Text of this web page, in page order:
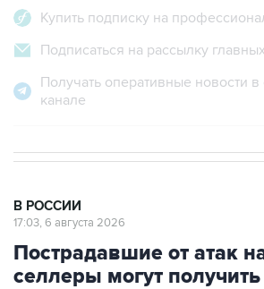
Купить подписку на
Подписаться на рассылку
Получать оперативные новости
канале
В РОССИИ
17:03, 6 августа 2026
Пострадавшие от атак
селлеры могут